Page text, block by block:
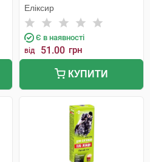
Еліксир
Є в наявності
від 51.00 грн
КУПИТИ